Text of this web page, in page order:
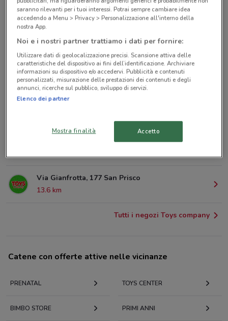
© MapTiler © OpenStreetMap contributors
Via Romaniello SNC Trentola Ducenta
3.2 km
Corso Campano, 546 Giugliano In Campania
5.7 km
Corso Europa, 324 Villaricca
Corso Secondigliano, 483 Napoli
Via Gianfrotta, 177 San Prisco
13.6 km
Tutti i negozi Toys company
Catene con offerte attive nelle vicinanze
PRENATAL TOYS CENTER
BIMBO STORE PRIMI ANNI
saranno rilevanti per i tuoi interessi. Potrai sempre cambiare idea
accedendo a Menu > Privacy > Personalizzazione all'interno della
nostra App.
Noi e i nostri partner trattiamo i dati per fornire:
Utilizzare dati di geolocalizzazione precisi. Scansione attiva delle
caratteristiche del dispositivo ai fini dell’identificazione. Archiviare
informazioni su dispositivo e/o accedervi. Pubblicità e contenuti
personalizzati, misurazione delle prestazioni dei contenuti e degli
annunci, ricerche sul pubblico, sviluppo di servizi.
Elenco dei partner
Mostra finalità Accetto